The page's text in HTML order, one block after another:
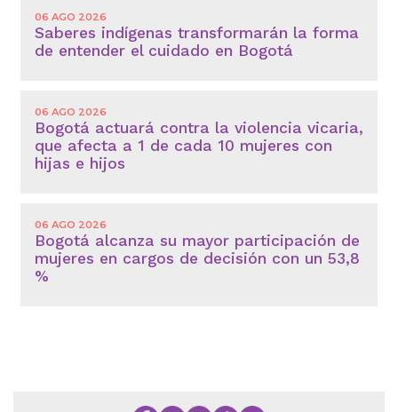
06 AGO 2026
Saberes indígenas transformarán la forma
de entender el cuidado en Bogotá
06 AGO 2026
Bogotá actuará contra la violencia vicaria,
que afecta a 1 de cada 10 mujeres con
hijas e hijos
06 AGO 2026
Bogotá alcanza su mayor participación de
mujeres en cargos de decisión con un 53,8
%